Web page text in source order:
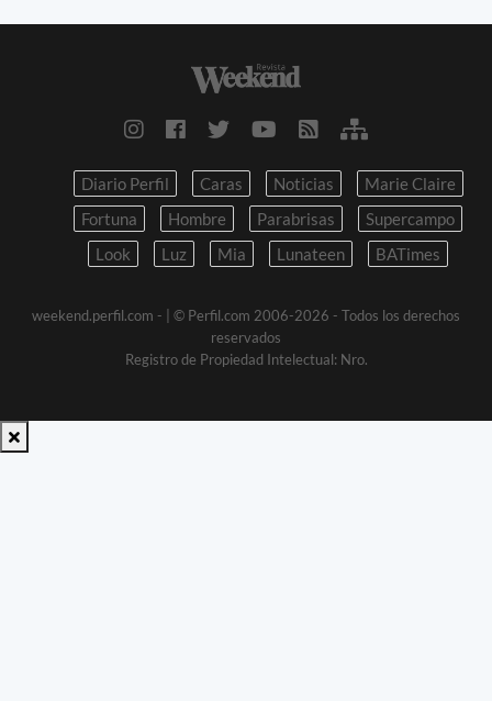
Diario Perfil Caras Noticias
Marie Claire
Fortuna
Hombre Parabrisas
Supercampo
Look
Luz Mia Lunateen BATimes
weekend.perfil.com -
| © Perfil.com 2006-2026 - Todos los derechos
reservados
Registro de Propiedad Intelectual: Nro.